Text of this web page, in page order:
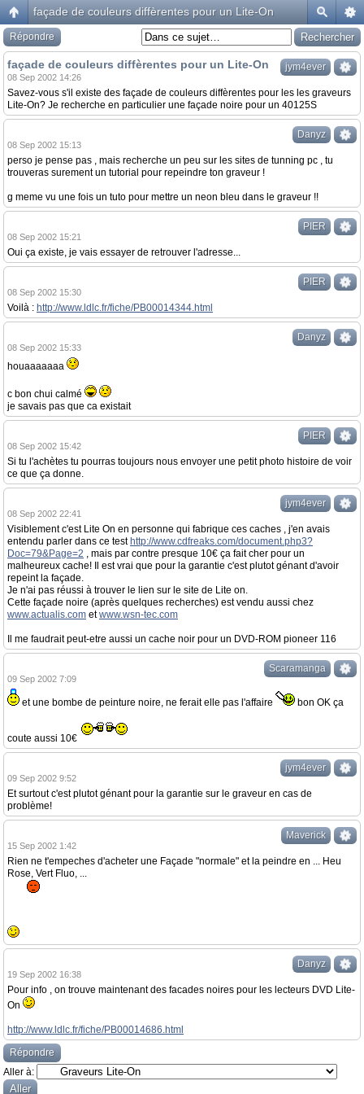
façade de couleurs diffèrentes pour un Lite-On
Répondre
jym4ever
façade de couleurs diffèrentes pour un Lite-On
08 Sep 2002 14:26
Savez-vous s'il existe des façade de couleurs diffèrentes pour les les graveurs
Lite-On? Je recherche en particulier une façade noire pour un 40125S
Danyz
08 Sep 2002 15:13
perso je pense pas , mais recherche un peu sur les sites de tunning pc , tu
trouveras surement un tutorial pour repeindre ton graveur !
g meme vu une fois un tuto pour mettre un neon bleu dans le graveur !!
PIER
08 Sep 2002 15:21
Oui ça existe, je vais essayer de retrouver l'adresse...
PIER
08 Sep 2002 15:30
Voilà : http://www.ldlc.fr/fiche/PB00014344.html
Danyz
08 Sep 2002 15:33
houaaaaaaa
c bon chui calmé
je savais pas que ca existait
PIER
08 Sep 2002 15:42
Si tu l'achètes tu pourras toujours nous envoyer une petit photo histoire de voir
ce que ça donne.
jym4ever
08 Sep 2002 22:41
Visiblement c'est Lite On en personne qui fabrique ces caches , j'en avais
entendu parler dans ce test http://www.cdfreaks.com/document.php3?
Doc=79&Page=2 , mais par contre presque 10€ ça fait cher pour un
malheureux cache! Il est vrai que pour la garantie c'est plutot génant d'avoir
repeint la façade.
Je n'ai pas réussi à trouver le lien sur le site de Lite on.
Cette façade noire (après quelques recherches) est vendu aussi chez
www.actualis.com etwww.wsn-tec.com
Il me faudrait peut-etre aussi un cache noir pour un DVD-ROM pioneer 116
Scaramanga
09 Sep 2002 7:09
et une bombe de peinture noire, ne ferait elle pas l'affaire bon OK ça
coute aussi 10€
jym4ever
09 Sep 2002 9:52
Et surtout c'est plutot génant pour la garantie sur le graveur en cas de
problème!
Maverick
15 Sep 2002 1:42
Rien ne t'empeches d'acheter une Façade "normale" et la peindre en ... Heu
Rose, Vert Fluo, ...
Danyz
19 Sep 2002 16:38
Pour info , on trouve maintenant des facades noires pour les lecteurs DVD Lite-
On
http://www.ldlc.fr/fiche/PB00014686.html
Répondre
Aller à: